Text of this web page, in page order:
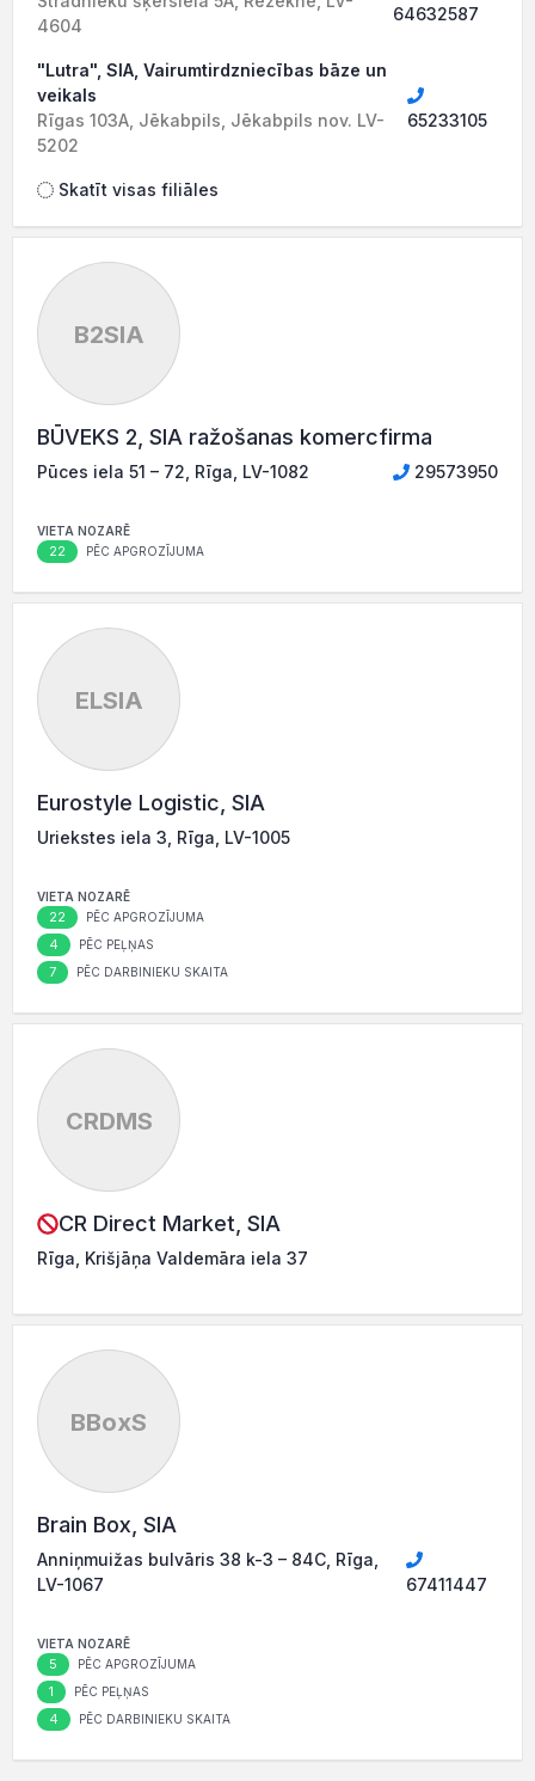
4604
64632587
"Lutra", SIA, Vairumtirdzniecības bāze un
veikals
Rīgas 103A, Jēkabpils, Jēkabpils nov. LV-
5202
65233105
Skatīt visas filiāles
B2SIA
BŪVEKS 2, SIA ražošanas komercfirma
Pūces iela 51 – 72, Rīga, LV-1082 29573950
VIETA NOZARĒ
22 PĒC APGROZĪJUMA
ELSIA
Eurostyle Logistic, SIA
Uriekstes iela 3, Rīga, LV-1005
VIETA NOZARĒ
22 PĒC APGROZĪJUMA
4 PĒC PEĻŅAS
7 PĒC DARBINIEKU SKAITA
CRDMS
CR Direct Market, SIA
Rīga, Krišjāņa Valdemāra iela 37
BBoxS
Brain Box, SIA
Anniņmuižas bulvāris 38 k-3 – 84C, Rīga,
LV-1067
67411447
VIETA NOZARĒ
5 PĒC APGROZĪJUMA
1 PĒC PEĻŅAS
4 PĒC DARBINIEKU SKAITA